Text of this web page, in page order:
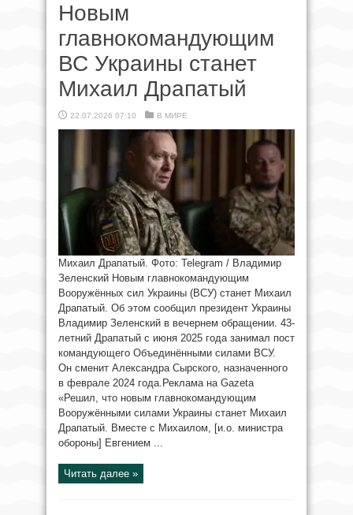
Новым
главнокомандующим
ВС Украины станет
Михаил Драпатый
22.07.2026 07:10 В МИРЕ
Михаил Драпатый. Фото: Telegram / Владимир
Зеленский Новым главнокомандующим
Вооружённых сил Украины (ВСУ) станет Михаил
Драпатый. Об этом сообщил президент Украины
Владимир Зеленский в вечернем обращении. 43-
летний Драпатый с июня 2025 года занимал пост
командующего Объединёнными силами ВСУ.
Он сменит Александра Сырского, назначенного
в феврале 2024 года.Реклама на Gazeta
«Решил, что новым главнокомандующим
Вооружёнными силами Украины станет Михаил
Драпатый. Вместе с Михаилом, [и.о. министра
обороны] Евгением ...
Читать далее »